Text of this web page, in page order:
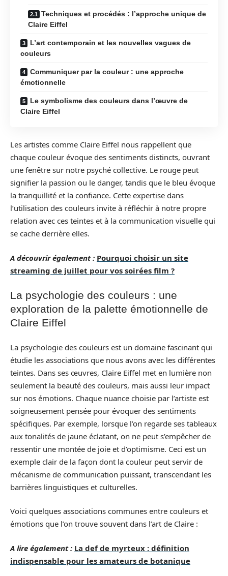
Techniques et procédés : l’approche unique de
Claire Eiffel
L’art contemporain et les nouvelles vagues de
couleurs
Communiquer par la couleur : une approche
émotionnelle
Le symbolisme des couleurs dans l’œuvre de
Claire Eiffel
Les artistes comme Claire Eiffel nous rappellent que
chaque couleur évoque des sentiments distincts, ouvrant
une fenêtre sur notre psyché collective. Le rouge peut
signifier la passion ou le danger, tandis que le bleu évoque
la tranquillité et la confiance. Cette expertise dans
l’utilisation des couleurs invite à réfléchir à notre propre
relation avec ces teintes et à la communication visuelle qui
se cache derrière elles.
A découvrir également : Pourquoi choisir un site
streaming de juillet pour vos soirées film ?
La psychologie des couleurs : une
exploration de la palette émotionnelle de
Claire Eiffel
La psychologie des couleurs est un domaine fascinant qui
étudie les associations que nous avons avec les différentes
teintes. Dans ses œuvres, Claire Eiffel met en lumière non
seulement la beauté des couleurs, mais aussi leur impact
sur nos émotions. Chaque nuance choisie par l’artiste est
soigneusement pensée pour évoquer des sentiments
spécifiques. Par exemple, lorsque l’on regarde ses tableaux
aux tonalités de jaune éclatant, on ne peut s’empêcher de
ressentir une montée de joie et d’optimisme. Ceci est un
exemple clair de la façon dont la couleur peut servir de
mécanisme de communication puissant, transcendant les
barrières linguistiques et culturelles.
Voici quelques associations communes entre couleurs et
émotions que l’on trouve souvent dans l’art de Claire :
A lire également : La def de myrteux : définition
indispensable pour les amateurs de botanique